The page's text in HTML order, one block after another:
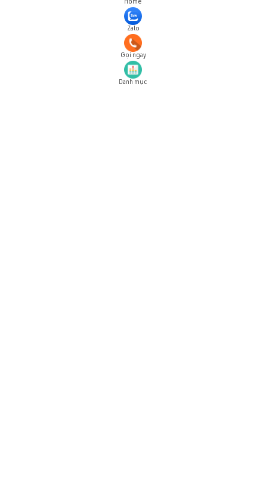
Home
Zalo
Gọi ngay
Danh mục